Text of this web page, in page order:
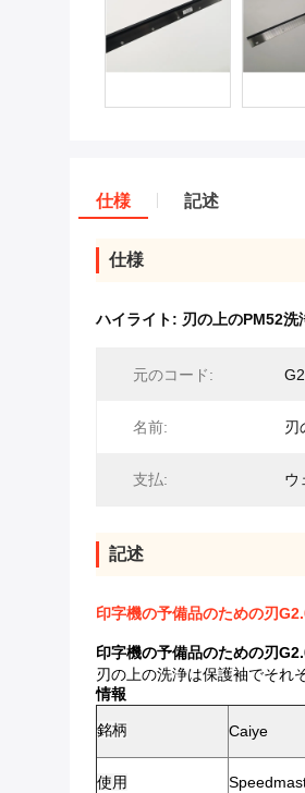
仕様 記述
仕様
ハイライト: 刃の上のPM52洗
元のコード:
名前: 刃
支払: ウ
記述
印字機の予備品のための刃
印字機の予備品のための刃
刃の上の洗浄は保護袖でそれ
情報
銘柄 Caiye
使用